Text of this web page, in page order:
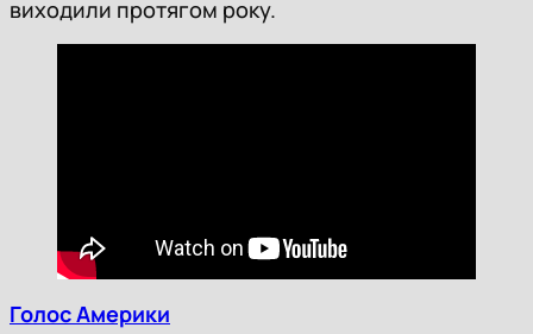
виходили протягом року.
Голос Америки